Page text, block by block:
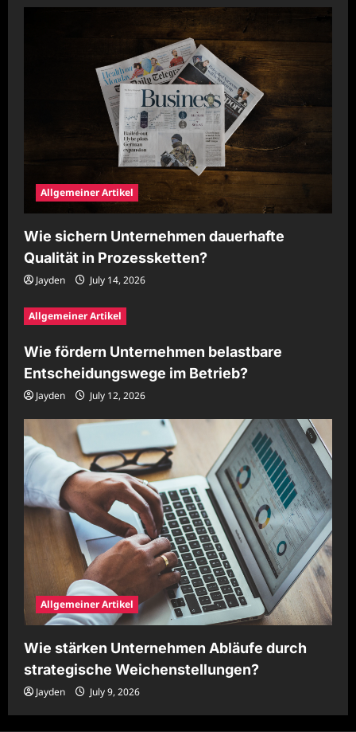
Allgemeiner Artikel
Wie sichern Unternehmen dauerhafte
Qualität in Prozessketten?
Jayden July 14, 2026
Allgemeiner Artikel
Wie fördern Unternehmen belastbare
Entscheidungswege im Betrieb?
Jayden July 12, 2026
Allgemeiner Artikel
Wie stärken Unternehmen Abläufe durch
strategische Weichenstellungen?
Jayden July 9, 2026